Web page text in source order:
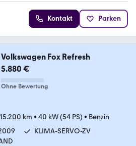
Kontakt Parken
Volkswagen Fox Refresh
5.880 €
Ohne Bewertung
15.200 km • 40 kW (54 PS) • Benzin
KLIMA-SERVO-ZV